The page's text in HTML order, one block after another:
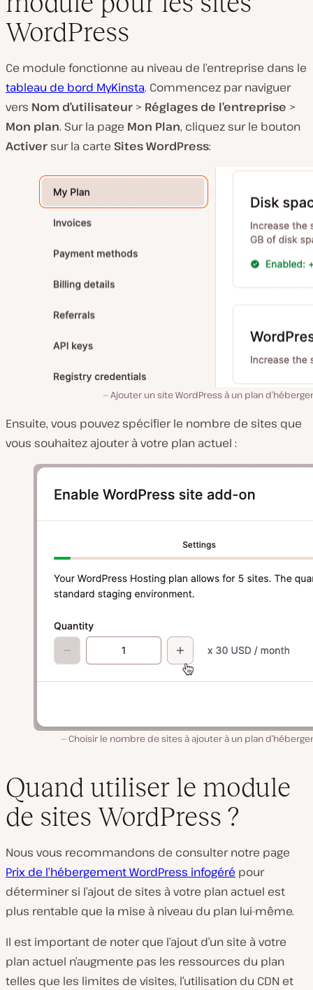
WordPress
Ce module fonctionne au niveau de l’entreprise dans le
tableau de bord MyKinsta. Commencez par naviguer
vers Nom d’utilisateur > Réglages de l’entreprise >
Mon plan. Sur la page Mon Plan, cliquez sur le bouton
Activer sur la carte Sites WordPress:
Ajouter un site WordPress à un plan
Ensuite, vous pouvez spécifier le nombre de sites que
vous souhaitez ajouter à votre plan actuel :
Choisir le nombre de sites à ajouter à un plan
Quand utiliser le module
de sites WordPress ?
Nous vous recommandons de consulter notre page
Prix de l’hébergement WordPress infogéré pour
déterminer si l’ajout de sites à votre plan actuel est
plus rentable que la mise à niveau du plan lui-même.
Il est important de noter que l’ajout d’un site à votre
plan actuel n’augmente pas les ressources du plan
telles que les limites de visites, l’utilisation du CDN et